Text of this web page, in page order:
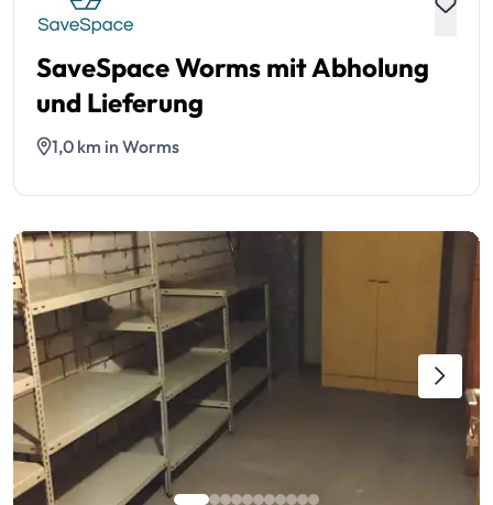
SaveSpace Worms mit Abholung
und Lieferung
1,0 km in Worms